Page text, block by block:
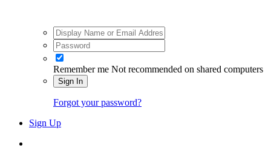
Remember me Not recommended on shared computers
Sign In
Forgot your password?
Sign Up